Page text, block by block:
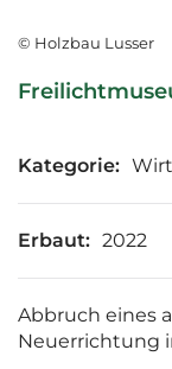
© Holzbau Lusser
Kategorie:
Erbaut: 2022
Abbruch eines
Neuerrichtung